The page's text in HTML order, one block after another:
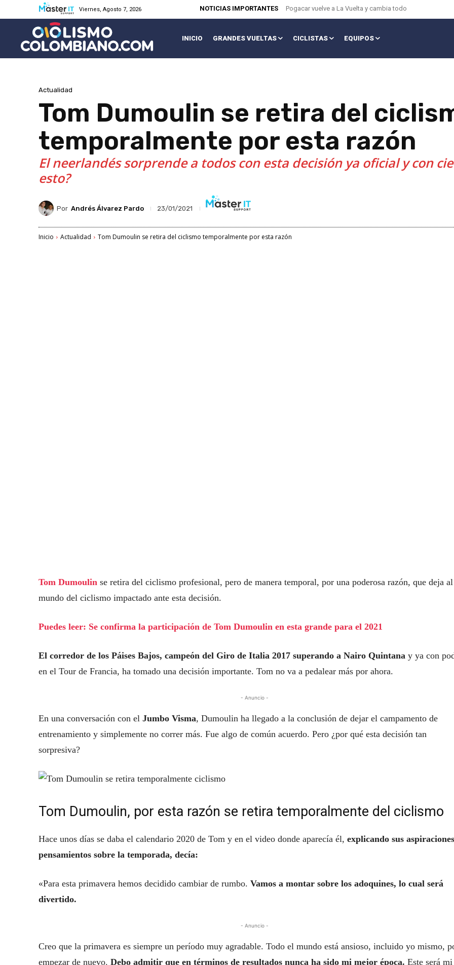
Viernes, Agosto 7, 2026 NOTICIAS IMPORTANTES Pogacar vuelve a La Vuelta y cambia todo
INICIO GRANDES VUELTAS CICLISTAS EQUIPOS
Actualidad
Tom Dumoulin se retira del
temporalmente por esta razón
El neerlandés sorprende a todos con esta decisión ya oficial y con
esto?
Por Andrés Álvarez Pardo 23/01/2021
Inicio Actualidad Tom Dumoulin se retira del ciclismo temporalmente por esta razón
Tom Dumoulin se retira del ciclismo profesional, pero de manera temporal, por una poderosa razón, que deja al
mundo del ciclismo impactado ante esta decisión.
Puedes leer: Se confirma la participación de Tom Dumoulin en esta grande para el 2021
El corredor de los Páises Bajos, campeón del Giro de Italia 2017 superando a Nairo Quintana y ya con
en el Tour de Francia, ha tomado una decisión importante. Tom no va a pedalear más por ahora.
- Anuncio -
En una conversación con el Jumbo Visma, Dumoulin ha llegado a la conclusión de dejar el campamento de
entrenamiento y simplemente no correr más. Fue algo de común acuerdo. Pero ¿por qué esta decisión tan
sorpresiva?
Tom Dumoulin, por esta razón se retira temporalmente del ciclismo
Hace unos días se daba el calendario 2020 de Tom y en el video donde aparecía él, explicando sus
pensamientos sobre la temporada, decía:
«Para esta primavera hemos decidido cambiar de rumbo. Vamos a montar sobre los adoquines, lo cual será
divertido.
- Anuncio -
Creo que la primavera es siempre un período muy agradable. Todo el mundo está ansioso, incluido yo mismo,
empezar de nuevo. Debo admitir que en términos de resultados nunca ha sido mi mejor época. Este será mi